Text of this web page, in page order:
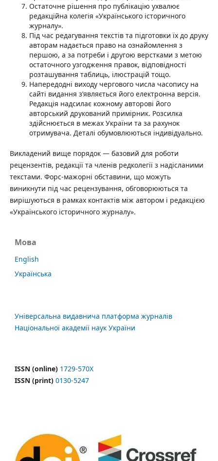
Остаточне рішення про публікацію ухвалює
редакційна колегія «Українського історичного
журналу».
Під час редагування текстів та підготовки їх до друку
авторам надається право на ознайомлення з
першою, а за потреби і другою верстками з метою
остаточного узгодження правок, відповідності
розташування таблиць, ілюстрацій тощо.
Напередодні виходу чергового числа часопису на
сайті видання з’являється його електронна версія.
Редакція надсилає кожному авторові його
авторський друкований примірник. Розсилка
здійснюється в межах України та за рахунок
отримувача. Деталі обумовлюються індивідуально.
Викладений вище порядок — базовий для роботи
рецензентів, редакції та членів редколегії з надісланими
текстами. Форс-мажорні обставини, що можуть
виникнути під час рецензування, обговорюються та
вирішуються в рамках контактів між автором і редакцією
«Українського історичного журналу».
Мова
English
Українська
Універсальна видавнича платформа журналів
Національної академії наук України
ISSN (online) 1729-570X
ISSN (print) 0130-5247